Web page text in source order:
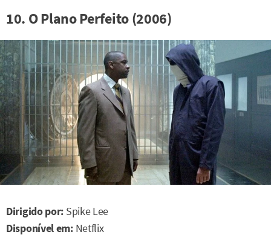
10. O Plano Perfeito (2006)
Dirigido por: Spike Lee
Disponível em:Netflix